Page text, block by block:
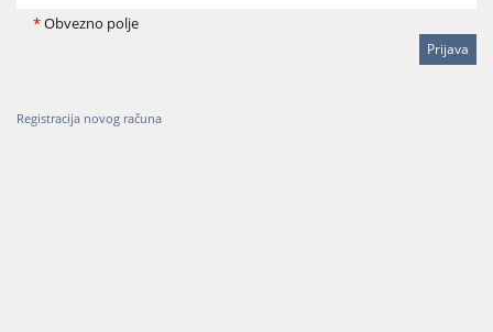
*Obvezno polje
Registracija novog računa